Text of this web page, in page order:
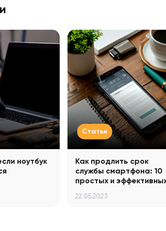
ноутбук
Статьи
Как продлить срок
службы смартфона: 10
простых и
22.05.2023